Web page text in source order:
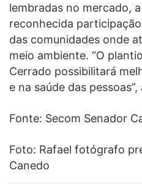
lembradas no mercado,
reconhecida
das comunidades onde
meio ambiente. “O
Cerrado possibilitará
e na saúde das
Fonte: Secom Senador
Foto: Rafael fotógrafo
Canedo